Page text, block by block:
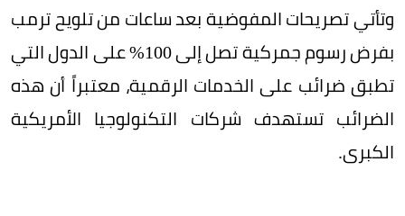
وتأتي تصريحات المفوضية بعد ساعات من تلويح ترمب
بفرض رسوم جمركية تصل إلى 100% على الدول التي
تطبق ضرائب على الخدمات الرقمية، معتبراً أن هذه
الضرائب تستهدف شركات التكنولوجيا الأمريكية
الكبرى.